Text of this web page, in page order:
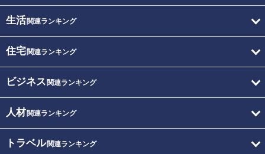
生活関連ランキング
住宅関連ランキング
ビジネス 関連ランキング
人材関連ランキング
トラベル関連ランキング